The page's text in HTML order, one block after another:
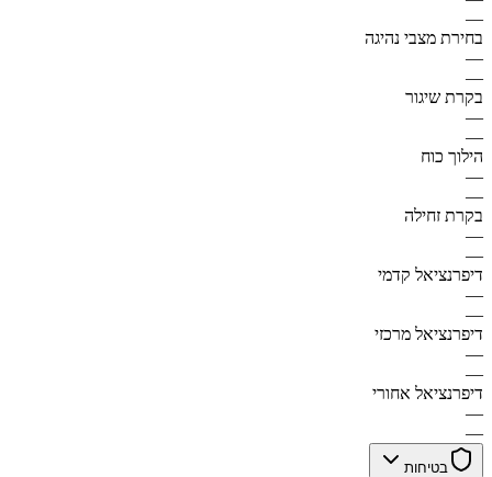
—
בחירת מצבי נהיגה
—
—
בקרת שיגור
—
—
הילוך כוח
—
—
בקרת זחילה
—
—
דיפרנציאל קדמי
—
—
דיפרנציאל מרכזי
—
—
דיפרנציאל אחורי
—
—
בטיחות